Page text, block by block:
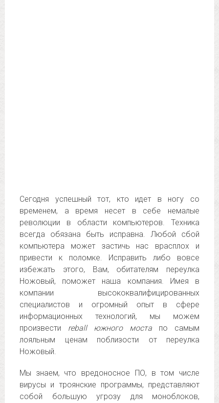
Сегодня успешный тот, кто идет в ногу со
временем, а время несет в себе немалые
революции в области компьютеров. Техника
всегда обязана быть исправна. Любой сбой
компьютера может застичь нас врасплох и
привести к поломке. Исправить либо вовсе
избежать этого, Вам, обитателям переулка
Ножовый, поможет наша компания. Имея в
компании высококвалифицированных
специалистов и огромный опыт в сфере
информационных технологий, мы можем
произвести reball южного моста по самым
лояльным ценам поблизости от переулка
Ножовый.
Мы знаем, что вредоносное ПО, в том числе
вирусы и троянские программы, представляют
собой большую угрозу для моноблоков,